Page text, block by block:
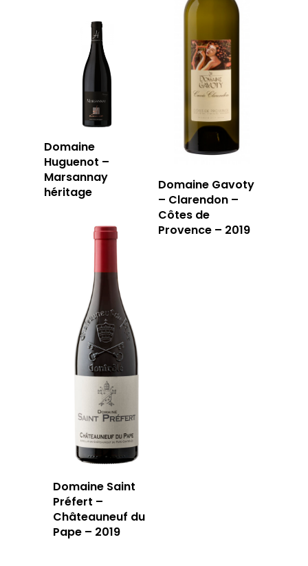
Domaine Gavoty
– Clarendon –
Côtes de
Provence – 2019
Domaine
Huguenot –
Marsannay
héritage
Domaine Saint
Préfert –
Châteauneuf du
Pape – 2019